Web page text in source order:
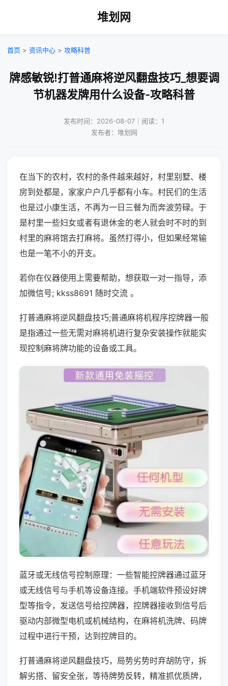
堆划网
首页 > 资讯中心 > 攻略科普
牌感敏锐!打普通麻将逆风翻盘技巧_想要调
节机器发牌用什么设备-攻略科普
发布时间：2026-08-07｜阅读：1
发布者：堆划网
在当下的农村，农村的条件越来越好，村里别墅、楼
房到处都是，家家户户几乎都有小车。村民们的生活
也是过小康生活，不再为一日三餐为而奔波劳碌。于
是村里一些妇女或者有退休金的老人就会时不时的到
村里的麻将馆去打麻将。虽然打得小，但如果经常输
也是一笔不小的开支。
若你在仪器使用上需要帮助，想获取一对一指导，添
加微信号; kkss8691 随时交流 。
打普通麻将逆风翻盘技巧;普通麻将机程序控牌器一般
是指通过一些无需对麻将机进行复杂安装操作就能实
现控制麻将牌功能的设备或工具。
蓝牙或无线信号控制原理：一些智能控牌器通过蓝牙
或无线信号与手机等设备连接。手机端软件预设好牌
型等指令，发送信号给控牌器，控牌器接收到信号后
驱动内部微型电机或机械结构，在麻将机洗牌、码牌
过程中进行干预，达到控牌目的。
打普通麻将逆风翻盘技巧，局势劣势时弃胡防守，拆
解劣搭、留安全张，等待牌势反转，精准抓优质牌，